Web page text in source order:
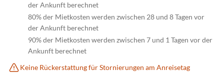
der Ankunft berechnet
80% der Mietkosten werden zwischen 28 und 8 Tagen vor
der Ankunft berechnet
90% der Mietkosten werden zwischen 7 und 1 Tagen vor der
Ankunft berechnet
Keine Rückerstattung für Stornierungen am Anreisetag